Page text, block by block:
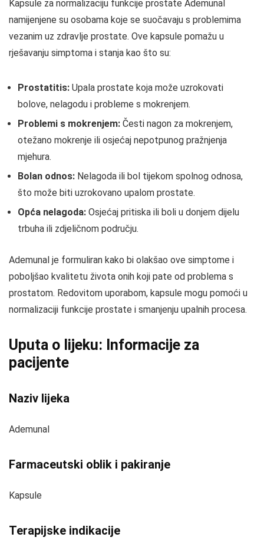
Kapsule za normalizaciju funkcije prostate Ademunal
namijenjene su osobama koje se suočavaju s problemima
vezanim uz zdravlje prostate. Ove kapsule pomažu u
rješavanju simptoma i stanja kao što su:
Prostatitis: Upala prostate koja može uzrokovati
bolove, nelagodu i probleme s mokrenjem.
Problemi s mokrenjem: Česti nagon za mokrenjem,
otežano mokrenje ili osjećaj nepotpunog pražnjenja
mjehura.
Bolan odnos: Nelagoda ili bol tijekom spolnog odnosa,
što može biti uzrokovano upalom prostate.
Opća nelagoda: Osjećaj pritiska ili boli u donjem dijelu
trbuha ili zdjeličnom području.
Ademunal je formuliran kako bi olakšao ove simptome i
poboljšao kvalitetu života onih koji pate od problema s
prostatom. Redovitom uporabom, kapsule mogu pomoći u
normalizaciji funkcije prostate i smanjenju upalnih procesa.
Uputa o lijeku: Informacije za
pacijente
Naziv lijeka
Ademunal
Farmaceutski oblik i pakiranje
Kapsule
Terapijske indikacije